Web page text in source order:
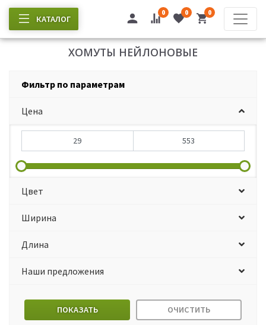
КАТАЛОГ
0 0 0
ХОМУТЫ НЕЙЛОНОВЫЕ
Фильтр по параметрам
Цена
Цвет
Ширина
Длина
Наши предложения
ПОКАЗАТЬ ОЧИСТИТЬ